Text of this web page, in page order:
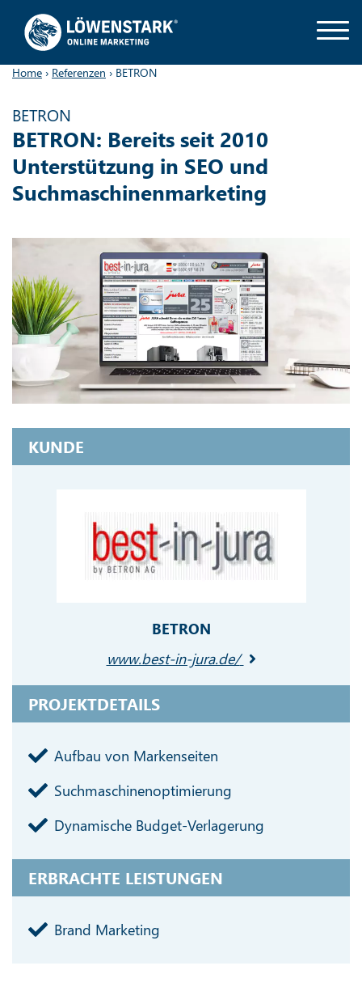
Home › Referenzen › BETRON
BETRON
BETRON: Bereits seit 2010
Unterstützung in SEO und
Suchmaschinenmarketing
KUNDE
BETRON
www.best-in-jura.de/
PROJEKTDETAILS
Aufbau von Markenseiten
Suchmaschinenoptimierung
Dynamische Budget-Verlagerung
ERBRACHTE LEISTUNGEN
Brand Marketing